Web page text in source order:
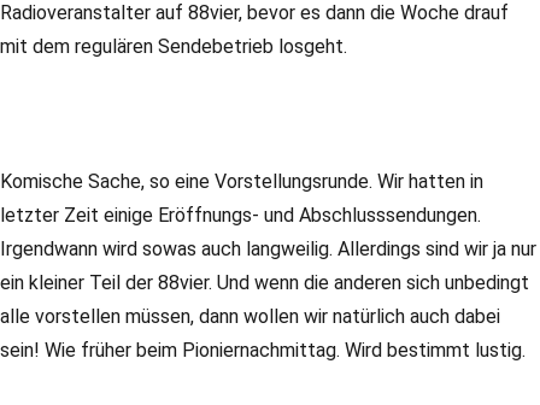
Radioveranstalter auf 88vier, bevor es dann die Woche drauf
mit dem regulären Sendebetrieb losgeht.
Komische Sache, so eine Vorstellungsrunde. Wir hatten in
letzter Zeit einige Eröffnungs- und Abschlusssendungen.
Irgendwann wird sowas auch langweilig. Allerdings sind wir ja nur
ein kleiner Teil der 88vier. Und wenn die anderen sich unbedingt
alle vorstellen müssen, dann wollen wir natürlich auch dabei
sein! Wie früher beim Pioniernachmittag. Wird bestimmt lustig.